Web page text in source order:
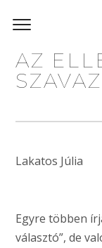
AZ
Lakatos Júlia
Egyre többen
választó”, de